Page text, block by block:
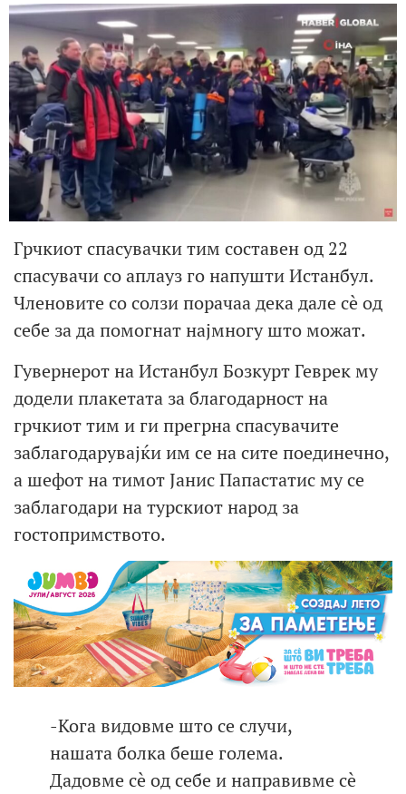
Грчкиот спасувачки тим составен од 22
спасувачи со аплауз го напушти Истанбул.
Членовите со солзи порачаа дека дале сè од
себе за да помогнат најмногу што можат.
Гувернерот на Истанбул Бозкурт Геврек му
додели плакетата за благодарност на
грчкиот тим и ги прегрна спасувачите
заблагодарувајќи им се на сите поединечно,
а шефот на тимот Јанис Папастатис му се
заблагодари на турскиот народ за
гостопримството.
-Кога видовме што се случи,
нашата болка беше голема.
Дадовме сè од себе и направивме сè